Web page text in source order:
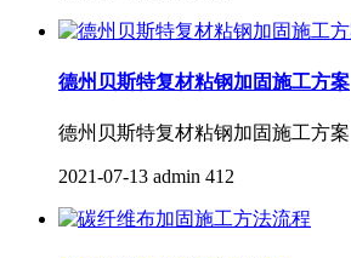
德州贝斯特复材粘钢加固施工方案
德州贝斯特复材粘钢加固施工方案
2021-07-13 admin 412